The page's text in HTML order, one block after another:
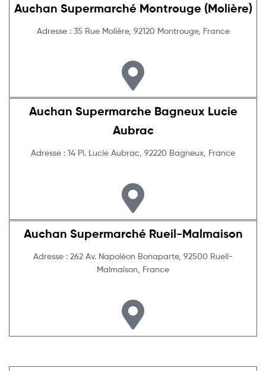
Auchan Supermarché Montrouge (Molière)
Adresse : 35 Rue Molière, 92120 Montrouge, France
Auchan Supermarche Bagneux Lucie
Aubrac
Adresse : 14 Pl. Lucie Aubrac, 92220 Bagneux, France
Auchan Supermarché Rueil-Malmaison
Adresse : 262 Av. Napoléon Bonaparte, 92500 Rueil-
Malmaison, France